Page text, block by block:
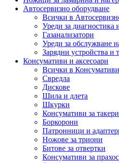
Автосервизно оборудване
Всички в
Уреди за диагностика
Газанализатори
Уреди за обслужване
Зарядни устройства и
Консумативи и аксесоари
Всички в
Свредла
Дискове
Шила и длета
Шкурки
Консумативи за такери
Боркорони
Патронници и
Ножове за триони
Битове за отвертки
Консумативи за